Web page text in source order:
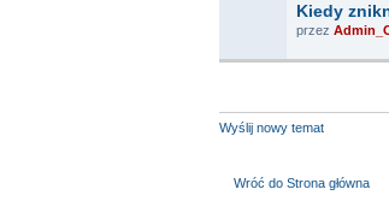
Kiedy
przez
Wyślij nowy temat
Wróć do Strona główna